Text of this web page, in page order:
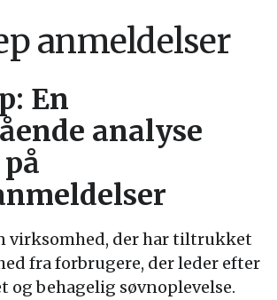
anmeldelser
En
analyse
virksomhed, der har tiltrukket
fra forbrugere, der leder efter
og behagelig søvnoplevelse.